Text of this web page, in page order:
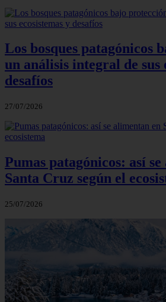
Los bosques patagónicos
un análisis integral de sus
desafíos
27/07/2026
Pumas patagónicos: así
Santa Cruz según el
25/07/2026